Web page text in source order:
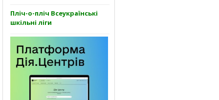
Пліч-о-пліч Всеукраїнські
шкільні ліги